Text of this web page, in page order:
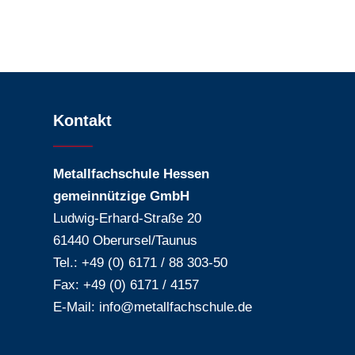
Kontakt
Metallfachschule Hessen
gemeinnützige GmbH
Ludwig-Erhard-Straße 20
61440 Oberursel/Taunus
Tel.: +49 (0) 6171 / 88 303-50
Fax: +49 (0) 6171 / 4157
E-Mail: info@metallfachschule.de